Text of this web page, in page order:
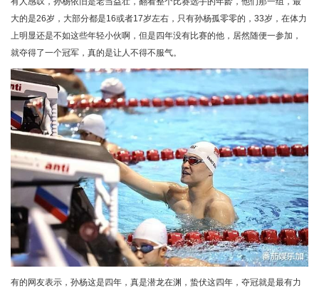
大的是26岁，大部分都是16或者17岁左右，只有孙杨孤零零的，33岁，在体力
上明显还是不如这些年轻小伙啊，但是四年没有比赛的他，居然随便一参加，
就夺得了一个冠军，真的是让人不得不服气。
有的网友表示，孙杨这是四年，真是潜龙在渊，蛰伏这四年，夺冠就是最有力